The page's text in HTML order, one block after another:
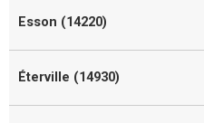
Esson (14220)
Éterville (14930)